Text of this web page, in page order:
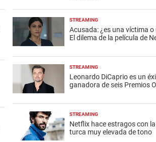
STREAMING
Acusada: ¿es una víctima
El dilema de la película de
STREAMING
Leonardo DiCaprio es un
ganadora de seis Premios
STREAMING
Netflix hace estragos con
turca muy elevada de tono